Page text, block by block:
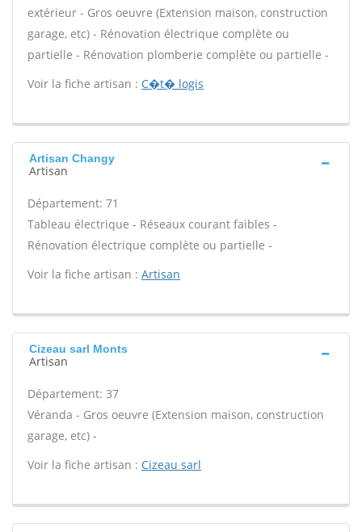
extérieur - Gros oeuvre (Extension maison, construction
garage, etc) - Rénovation électrique complète ou
partielle - Rénovation plomberie complète ou partielle -
Voir la fiche artisan : C�t� logis
Artisan Changy
Artisan
Département: 71
Tableau électrique - Réseaux courant faibles -
Rénovation électrique complète ou partielle -
Voir la fiche artisan : Artisan
Cizeau sarl Monts
Artisan
Département: 37
Véranda - Gros oeuvre (Extension maison, construction
garage, etc) -
Voir la fiche artisan : Cizeau sarl